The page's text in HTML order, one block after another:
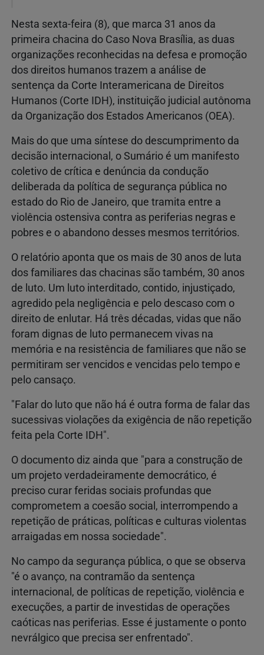
Nesta sexta-feira (8), que marca 31 anos da
primeira chacina do Caso Nova Brasília, as duas
organizações reconhecidas na defesa e promoção
dos direitos humanos trazem a análise de
sentença da Corte Interamericana de Direitos
Humanos (Corte IDH), instituição judicial autônoma
da Organização dos Estados Americanos (OEA).
Mais do que uma síntese do descumprimento da
decisão internacional, o Sumário é um manifesto
coletivo de crítica e denúncia da condução
deliberada da política de segurança pública no
estado do Rio de Janeiro, que tramita entre a
violência ostensiva contra as periferias negras e
pobres e o abandono desses mesmos territórios.
O relatório aponta que os mais de 30 anos de luta
dos familiares das chacinas são também, 30 anos
de luto. Um luto interditado, contido, injustiçado,
agredido pela negligência e pelo descaso com o
direito de enlutar. Há três décadas, vidas que não
foram dignas de luto permanecem vivas na
memória e na resistência de familiares que não se
permitiram ser vencidos e vencidas pelo tempo e
pelo cansaço.
"Falar do luto que não há é outra forma de falar das
sucessivas violações da exigência de não repetição
feita pela Corte IDH".
O documento diz ainda que "para a construção de
um projeto verdadeiramente democrático, é
preciso curar feridas sociais profundas que
comprometem a coesão social, interrompendo a
repetição de práticas, políticas e culturas violentas
arraigadas em nossa sociedade".
No campo da segurança pública, o que se observa
"é o avanço, na contramão da sentença
internacional, de políticas de repetição, violência e
execuções, a partir de investidas de operações
caóticas nas periferias. Esse é justamente o ponto
nevrálgico que precisa ser enfrentado".